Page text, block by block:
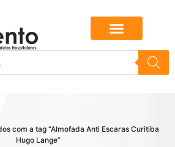
com a tag “Almofada Anti Escaras Curitiba
Hugo Lange”